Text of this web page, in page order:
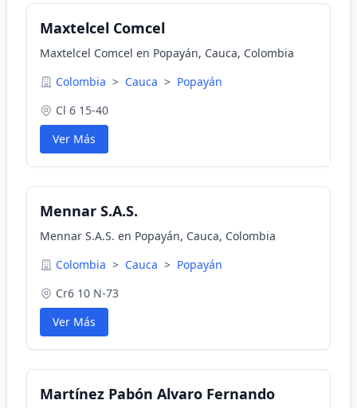
Maxtelcel Comcel
Maxtelcel Comcel en Popayán, Cauca, Colombia
Colombia > Cauca > Popayán
Cl 6 15-40
Ver Más
Mennar S.A.S.
Mennar S.A.S. en Popayán, Cauca, Colombia
Colombia > Cauca > Popayán
Cr6 10 N-73
Ver Más
Martínez Pabón Alvaro Fernando